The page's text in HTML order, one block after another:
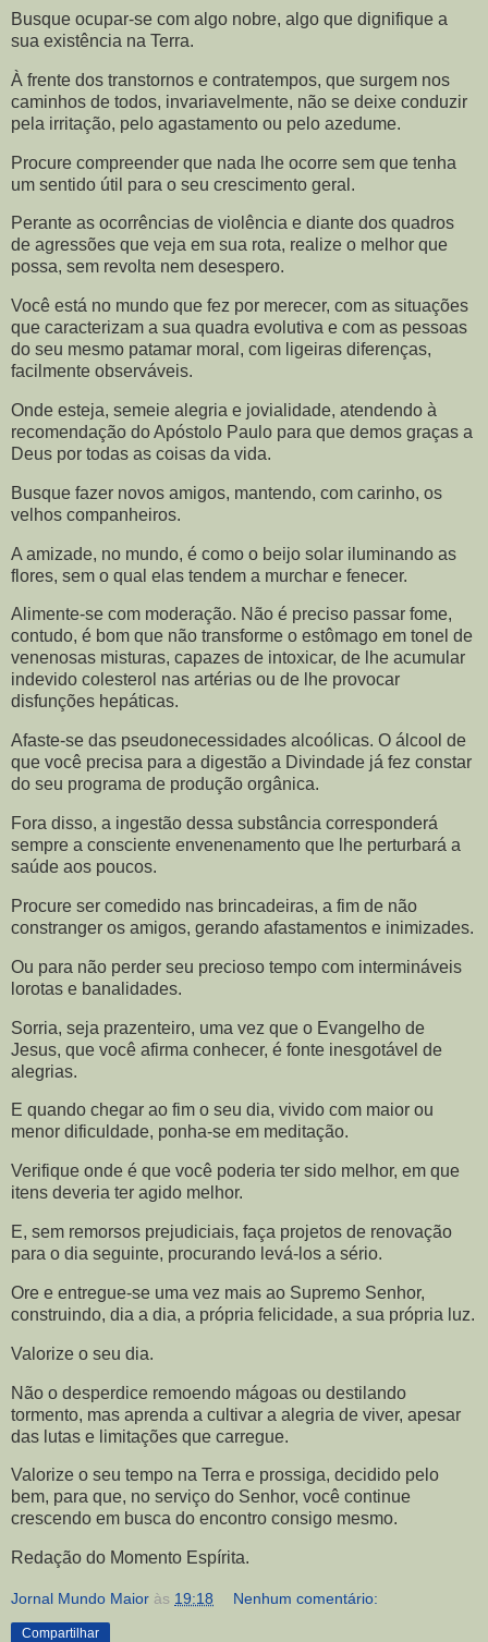
Busque ocupar-se com algo nobre, algo que dignifique a
sua existência na Terra.
À frente dos transtornos e contratempos, que surgem nos
caminhos de todos, invariavelmente, não se deixe conduzir
pela irritação, pelo agastamento ou pelo azedume.
Procure compreender que nada lhe ocorre sem que tenha
um sentido útil para o seu crescimento geral.
Perante as ocorrências de violência e diante dos quadros
de agressões que veja em sua rota, realize o melhor que
possa, sem revolta nem desespero.
Você está no mundo que fez por merecer, com as situações
que caracterizam a sua quadra evolutiva e com as pessoas
do seu mesmo patamar moral, com ligeiras diferenças,
facilmente observáveis.
Onde esteja, semeie alegria e jovialidade, atendendo à
recomendação do Apóstolo Paulo para que demos graças a
Deus por todas as coisas da vida.
Busque fazer novos amigos, mantendo, com carinho, os
velhos companheiros.
A amizade, no mundo, é como o beijo solar iluminando as
flores, sem o qual elas tendem a murchar e fenecer.
Alimente-se com moderação. Não é preciso passar fome,
contudo, é bom que não transforme o estômago em tonel de
venenosas misturas, capazes de intoxicar, de lhe acumular
indevido colesterol nas artérias ou de lhe provocar
disfunções hepáticas.
Afaste-se das pseudonecessidades alcoólicas. O álcool de
que você precisa para a digestão a Divindade já fez constar
do seu programa de produção orgânica.
Fora disso, a ingestão dessa substância corresponderá
sempre a consciente envenenamento que lhe perturbará a
saúde aos poucos.
Procure ser comedido nas brincadeiras, a fim de não
constranger os amigos, gerando afastamentos e inimizades.
Ou para não perder seu precioso tempo com intermináveis
lorotas e banalidades.
Sorria, seja prazenteiro, uma vez que o Evangelho de
Jesus, que você afirma conhecer, é fonte inesgotável de
alegrias.
E quando chegar ao fim o seu dia, vivido com maior ou
menor dificuldade, ponha-se em meditação.
Verifique onde é que você poderia ter sido melhor, em que
itens deveria ter agido melhor.
E, sem remorsos prejudiciais, faça projetos de renovação
para o dia seguinte, procurando levá-los a sério.
Ore e entregue-se uma vez mais ao Supremo Senhor,
construindo, dia a dia, a própria felicidade, a sua própria luz.
Valorize o seu dia.
Não o desperdice remoendo mágoas ou destilando
tormento, mas aprenda a cultivar a alegria de viver, apesar
das lutas e limitações que carregue.
Valorize o seu tempo na Terra e prossiga, decidido pelo
bem, para que, no serviço do Senhor, você continue
crescendo em busca do encontro consigo mesmo.
Redação do Momento Espírita.
Jornal Mundo Maior às 19:18 Nenhum comentário:
Compartilhar